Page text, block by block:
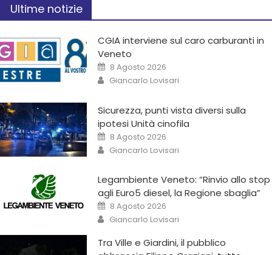
Ultime notizie
CGIA interviene sul caro carburanti in
Veneto
8 Agosto 2026
Giancarlo Lovisari
Sicurezza, punti vista diversi sulla
ipotesi Unità cinofila
8 Agosto 2026
Giancarlo Lovisari
Legambiente Veneto: “Rinvio allo stop
agli Euro5 diesel, la Regione sbaglia”
8 Agosto 2026
Giancarlo Lovisari
Tra Ville e Giardini, il pubblico